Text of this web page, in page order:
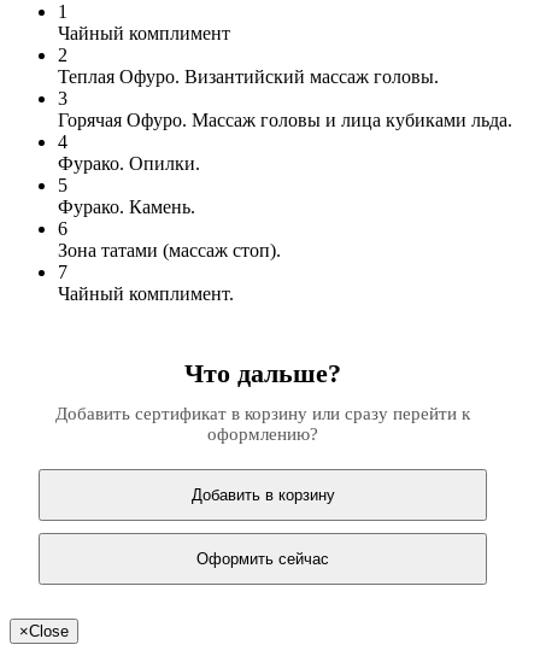
1
Чайный комплимент
2
Теплая Офуро. Византийский массаж головы.
3
Горячая Офуро. Массаж головы и лица кубиками льда.
4
Фурако. Опилки.
5
Фурако. Камень.
6
Зона татами (массаж стоп).
7
Чайный комплимент.
Что дальше?
Добавить сертификат в корзину или сразу перейти к
оформлению?
Добавить в корзину
Оформить сейчас
×Close